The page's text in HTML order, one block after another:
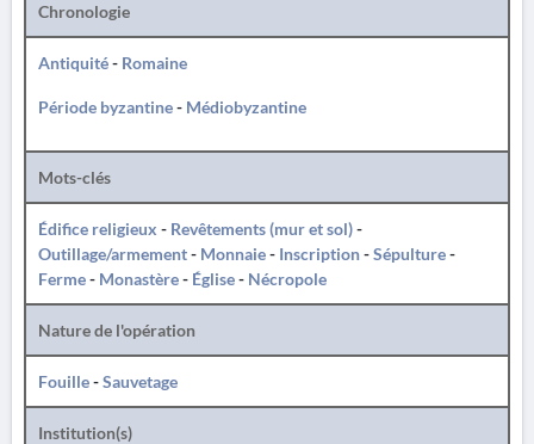
Chronologie
Antiquité- Romaine
Période byzantine- Médiobyzantine
Mots-clés
Édifice religieux - Revêtements (mur et sol)-
Outillage/armement- Monnaie- Inscription-Sépulture-
Ferme- Monastère- Église- Nécropole
Nature de l'opération
Fouille-Sauvetage
Institution(s)